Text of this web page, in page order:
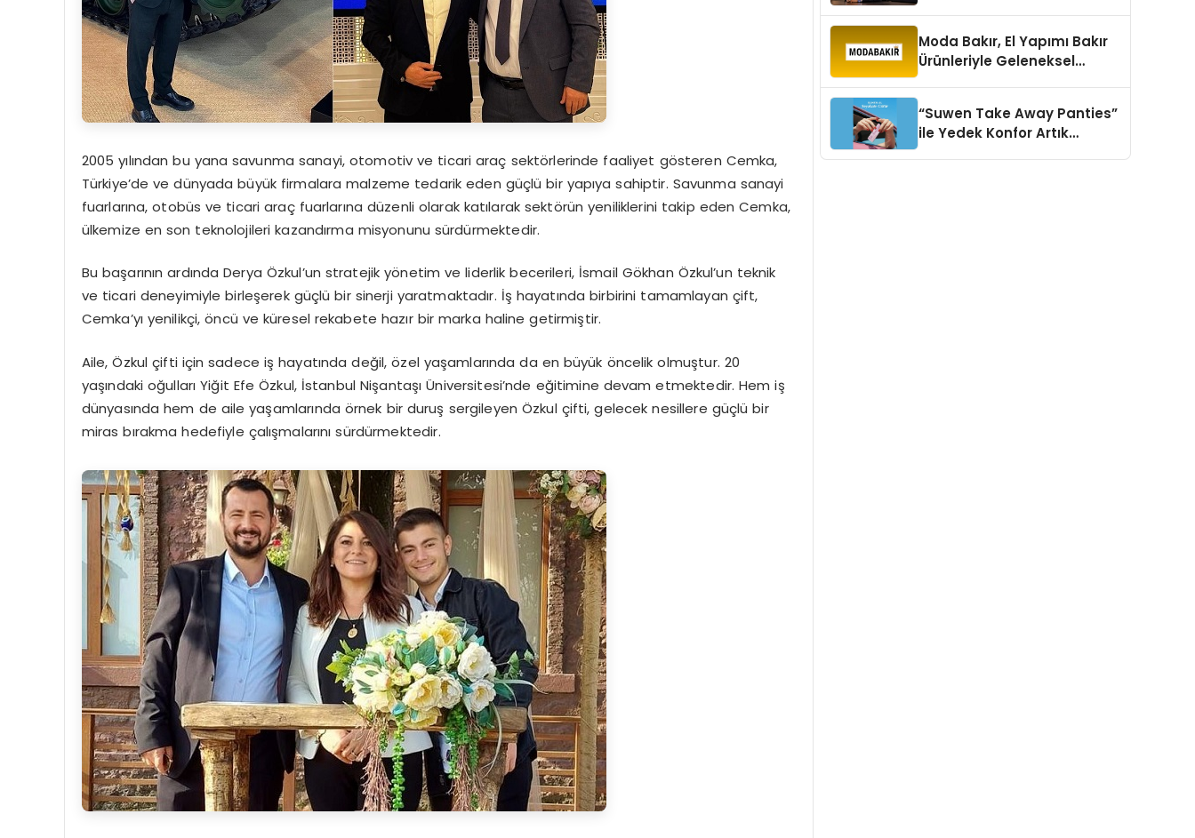
2005 yılından bu yana savunma sanayi, otomotiv ve ticari araç sektörlerinde faaliyet gösteren Cemka,
Türkiye’de ve dünyada büyük firmalara malzeme tedarik eden güçlü bir yapıya sahiptir. Savunma sanayi
fuarlarına, otobüs ve ticari araç fuarlarına düzenli olarak katılarak sektörün yeniliklerini takip eden Cemka,
ülkemize en son teknolojileri kazandırma misyonunu sürdürmektedir.
Bu başarının ardında Derya Özkul’un stratejik yönetim ve liderlik becerileri, İsmail Gökhan Özkul’un teknik
ve ticari deneyimiyle birleşerek güçlü bir sinerji yaratmaktadır. İş hayatında birbirini tamamlayan çift,
Cemka’yı yenilikçi, öncü ve küresel rekabete hazır bir marka haline getirmiştir.
Aile, Özkul çifti için sadece iş hayatında değil, özel yaşamlarında da en büyük öncelik olmuştur. 20
yaşındaki oğulları Yiğit Efe Özkul, İstanbul Nişantaşı Üniversitesi’nde eğitimine devam etmektedir. Hem iş
dünyasında hem de aile yaşamlarında örnek bir duruş sergileyen Özkul çifti, gelecek nesillere güçlü bir
miras bırakma hedefiyle çalışmalarını sürdürmektedir.
Moda Bakır, El Yapımı Bakır
Ürünleriyle Geleneksel
“Suwen Take Away Panties”
ile Yedek Konfor Artık